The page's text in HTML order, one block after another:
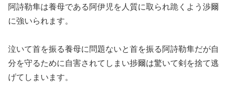
阿詩勒隼は養母である阿伊児を人質に取られ跪くよう渉爾
に強いられます。
泣いて首を振る養母に問題ないと首を振る阿詩勒隼だが自
分を守るために自害されてしまい捗爾は驚いて剣を捨て逃
げてしまいます。